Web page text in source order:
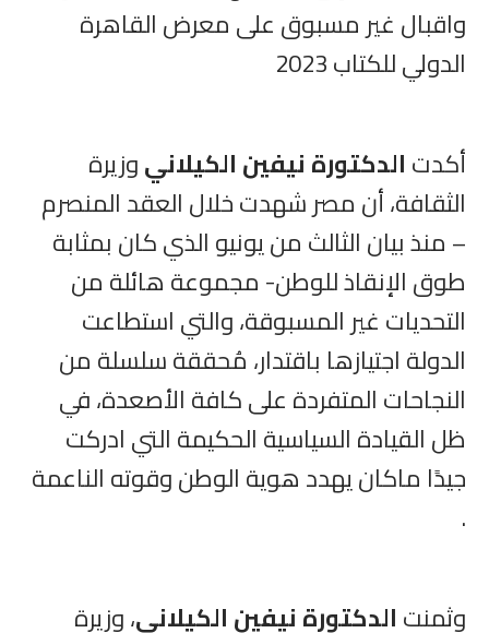
واقبال غير مسبوق على معرض القاهرة
الدولي للكتاب 2023
أكدتالدكتورة نيفين الكيلانيوزيرة
الثقافة، أن مصر شهدت خلال العقد المنصرم
– منذ بيان الثالث من يونيو الذي كان بمثابة
طوق الإنقاذ للوطن- مجموعة هائلة من
التحديات غير المسبوقة، والتي استطاعت
الدولة اجتيازها باقتدار، مُحققة سلسلة من
النجاحات المتفردة على كافة الأصعدة، في
ظل القيادة السياسية الحكيمة التي ادركت
جيدًا ماكان يهدد هوية الوطن وقوته الناعمة
.
وثمنتالدكتورة نيفين الكيلاني، وزيرة